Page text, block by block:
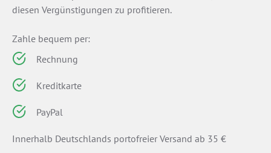
diesen Vergünstigungen zu profitieren.
Zahle bequem per:
Rechnung
Kreditkarte
PayPal
Innerhalb Deutschlands portofreier Versand ab 35 €